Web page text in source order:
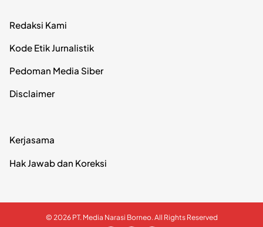
Redaksi Kami
Kode Etik Jurnalistik
Pedoman Media Siber
Disclaimer
Kerjasama
Hak Jawab dan Koreksi
© 2026 PT. Media Narasi Borneo. All Rights Reserved